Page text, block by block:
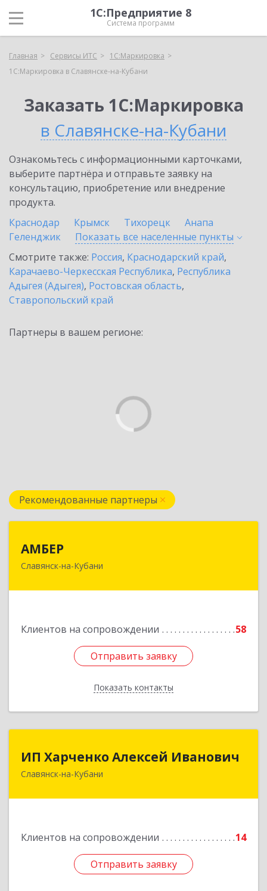
1С:Предприятие 8
Система программ
Главная Сервисы ИТС
1С:Маркировка
1С:Маркировка в Славянске-на-Кубани
Заказать 1С:Маркировка
в Славянске-на-Кубани
Ознакомьтесь с информационными карточками,
выберите партнёра и отправьте заявку на
консультацию, приобретение или внедрение
продукта.
Краснодар
Крымск Тихорецк
Анапа
Геленджик
Показать все населенные пункты
Смотрите также: Россия, Краснодарский край,
Карачаево-Черкесская Республика, Республика
Адыгея (Адыгея), Ростовская область,
Ставропольский край
Партнеры в вашем регионе:
Рекомендованные партнеры
АМБЕР
Славянск-на-Кубани
Клиентов на сопровождении 58
Отправить заявку
Показать контакты
353562, Краснодарский край, Славянский р-н,
Отправить заявку
Назад
ИП Харченко Алексей Иванович
Славянск-на-Кубани
Клиентов на сопровождении 14
Отправить заявку
ИП Харченко Алексей Иванович
353 579, Краснодарский край, ст.Петровская,
Отправить заявку